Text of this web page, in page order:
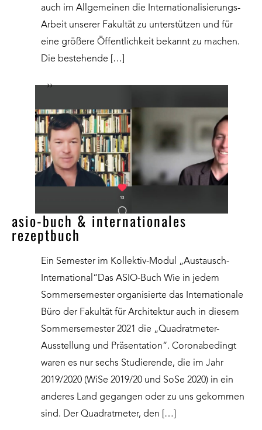
auch im Allgemeinen die Internationalisierungs-
Arbeit unserer Fakultät zu unterstützen und für
eine größere Öffentlichkeit bekannt zu machen.
Die bestehende […]
››
asio-buch & internationales
rezeptbuch
Ein Semester im Kollektiv-Modul „Austausch-
International“Das ASIO-Buch Wie in jedem
Sommersemester organisierte das Internationale
Büro der Fakultät für Architektur auch in diesem
Sommersemester 2021 die „Quadratmeter-
Ausstellung und Präsentation“. Coronabedingt
waren es nur sechs Studierende, die im Jahr
2019/2020 (WiSe 2019/20 und SoSe 2020) in ein
anderes Land gegangen oder zu uns gekommen
sind. Der Quadratmeter, den […]